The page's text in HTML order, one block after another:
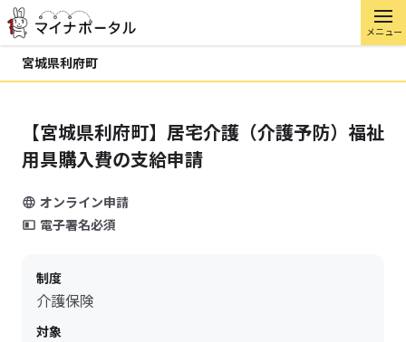
メニュー
宮城県利府町
【宮城県利府町】居宅介護（介護予防）福祉
用具購入費の支給申請
オンライン申請
電子署名必須
制度
介護保険
対象